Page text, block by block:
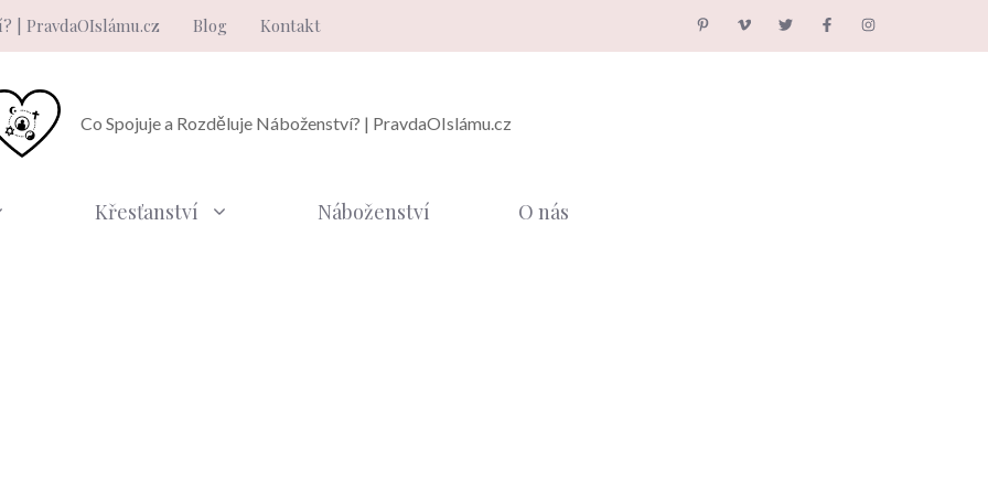
| PravdaOIslámu.cz Blog Kontakt
Co Spojuje a Rozděluje Náboženství? | PravdaOIslámu.cz
Křesťanství Náboženství O nás